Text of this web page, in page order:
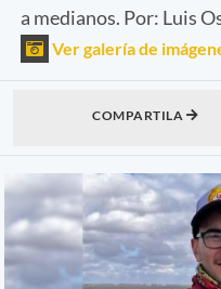
a medianos. Por: Luis
Ver galería de
COMPARTILA